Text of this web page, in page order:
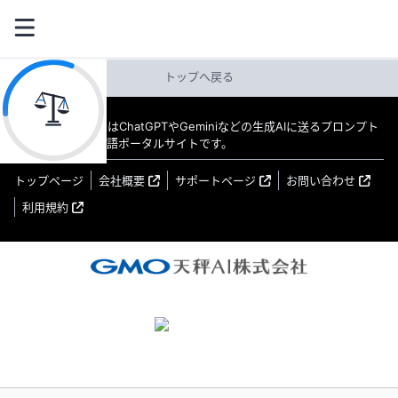
トップへ戻る
教えてAI byGMO はChatGPTやGeminiなどの生成AIに送るプロンプト
（指示文）の日本語ポータルサイトです。
トップページ 会社概要 サポートページ
お問い合わせ
利用規約